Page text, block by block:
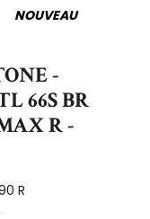
NOUVEAU
-
66S BR
R -
R